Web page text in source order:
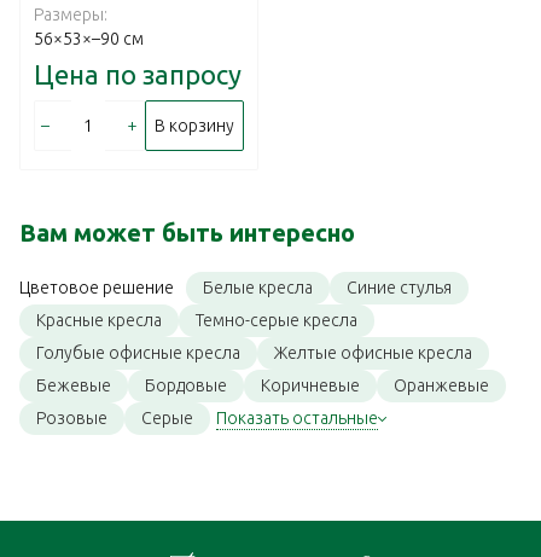
Размеры:
56×53×–90 см
Цена по запросу
– + В корзину
Вам может быть интересно
Цветовое решение Белые кресла
Синие стулья
Красные кресла
Темно-серые кресла
Голубые офисные кресла
Желтые офисные кресла
Бежевые
Бордовые Коричневые
Оранжевые
Розовые
Серые Показать остальные